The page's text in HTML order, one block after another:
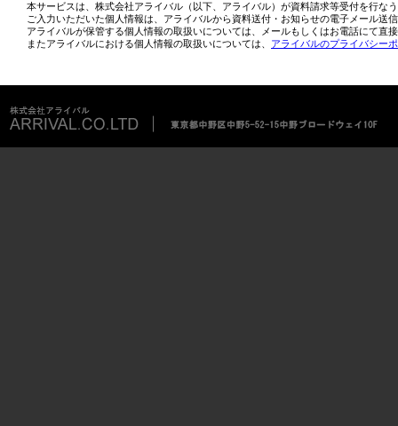
本サービスは、株式会社アライバル（以下、アライバル）が資料請求等受付を行な
ご入力いただいた個人情報は、アライバルから資料送付・お知らせの電子メール送
アライバルが保管する個人情報の取扱いについては、メールもしくはお電話にて直
またアライバルにおける個人情報の取扱いについては、 アライバルのプライバシー